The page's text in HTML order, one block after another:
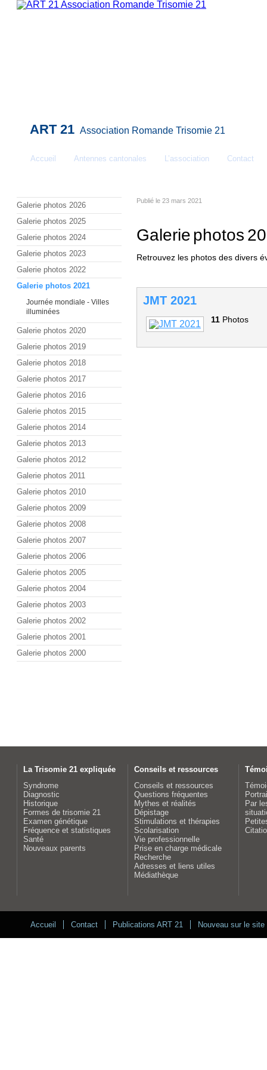
ART 21 Association Romande Trisomie 21
Accueil Antennes cantonales L’association Contact
Galerie photos 2026
Galerie photos 2025
Galerie photos 2024
Galerie photos 2023
Galerie photos 2022
Galerie photos 2021
Journée mondiale - Villes
illuminées
Galerie photos 2020
Galerie photos 2019
Galerie photos 2018
Galerie photos 2017
Galerie photos 2016
Galerie photos 2015
Galerie photos 2014
Galerie photos 2013
Galerie photos 2012
Galerie photos 2011
Galerie photos 2010
Galerie photos 2009
Galerie photos 2008
Galerie photos 2007
Galerie photos 2006
Galerie photos 2005
Galerie photos 2004
Galerie photos 2003
Galerie photos 2002
Galerie photos 2001
Galerie photos 2000
Publié le 23 mars 2021
Galerie photos
Retrouvez les photos des divers
JMT 2021
11 Photos
La Trisomie 21 expliquée
Syndrome
Diagnostic
Historique
Formes de trisomie 21
Examen génétique
Fréquence et statistiques
Santé
Nouveaux parents
Conseils et ressources
Conseils et ressources
Questions fréquentes
Mythes et réalités
Dépistage
Stimulations et thérapies
Scolarisation
Vie professionnelle
Prise en charge médicale
Recherche
Adresses et liens utiles
Médiathèque
Par
Accueil Contact Publications ART 21 Nouveau sur le site